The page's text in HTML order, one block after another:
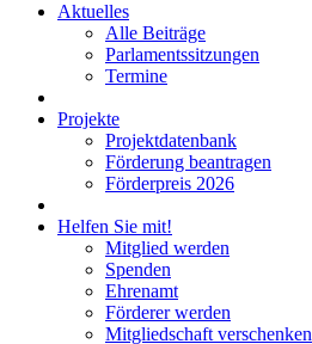
Aktuelles
Alle Beiträge
Parlamentssitzungen
Termine
Projekte
Projektdatenbank
Förderung beantragen
Förderpreis 2026
Helfen Sie mit!
Mitglied werden
Spenden
Ehrenamt
Förderer werden
Mitgliedschaft verschenken